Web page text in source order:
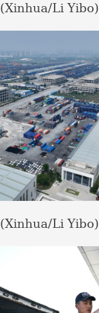
(Xinhua/Li Yibo)
(Xinhua/Li Yibo)